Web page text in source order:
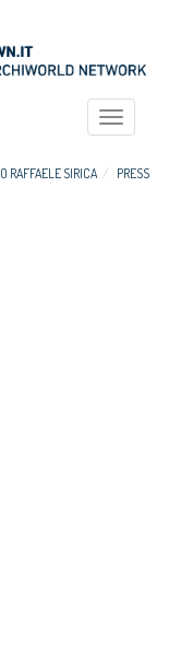
Toggle
RAFFAELE SIRICA
PRESS